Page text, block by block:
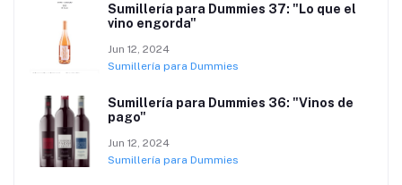
Sumillería para Dummies 37: "Lo que el
vino engorda"
Jun 12, 2024
Sumillería para Dummies
Sumillería para Dummies 36: "Vinos de
pago"
Jun 12, 2024
Sumillería para Dummies